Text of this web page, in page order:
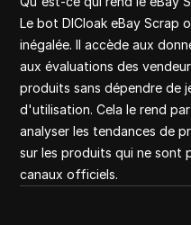
Le bot DICloak eBay Scrap
inégalée. Il accède aux
aux évaluations des
produits sans dépendre de
d'utilisation. Cela le rend
analyser les tendances de
sur les produits qui ne sont
canaux officiels.